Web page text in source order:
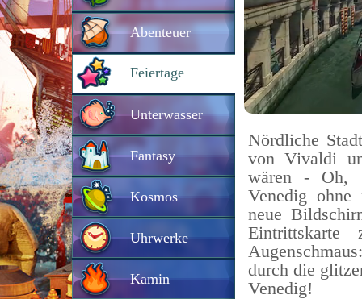
Abenteuer
Feiertage
Unterwasser
Fantasy
Kosmos
Uhrwerke
Kamin
Nördliche
von Vivaldi
wären - Oh,
Venedig ohne
neue
durch die
Venedig!